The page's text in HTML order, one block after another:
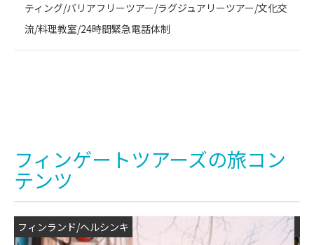
ティング/バリアフリーツアー/ラグジュアリーツアー/文化交
流/料理教室/24時間緊急電話体制
フィンゲートツアーズの旅コン
テンツ
フィンランド/ヘルシンキ